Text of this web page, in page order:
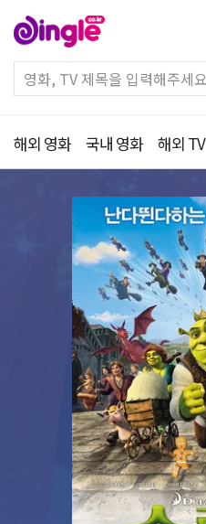
해외 영화 국내 영화 해외 TV